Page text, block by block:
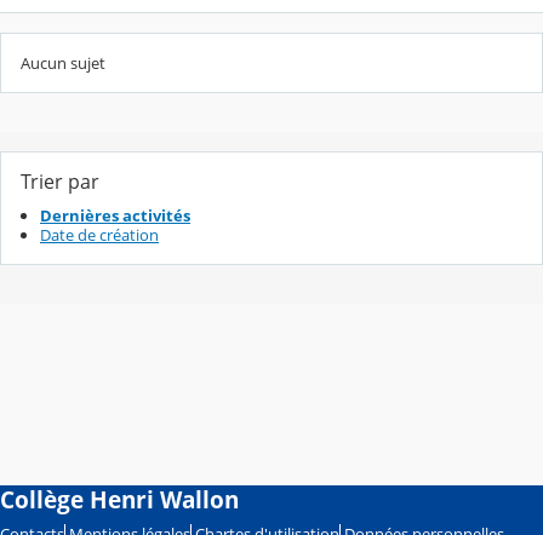
Aucun sujet
Trier par
Dernières activités
Date de création
Collège Henri Wallon